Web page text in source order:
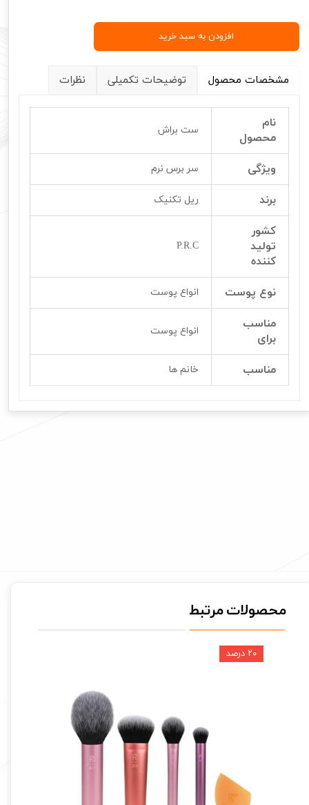
افزودن به سبد خرید
مشخصات محصول توضیحات تکمیلی نظرات
نام
محصول
ست براش
ویژگی سر برس نرم
برند ریل تکنیک
کشور
تولید
کننده
P.R.C
نوع پوست انواع پوست
مناسب
برای
انواع پوست
مناسب خانم ها
محصولات مرتبط
۲۰ درصد